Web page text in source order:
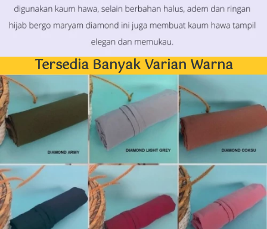
Tersedia Banyak Varian Warna